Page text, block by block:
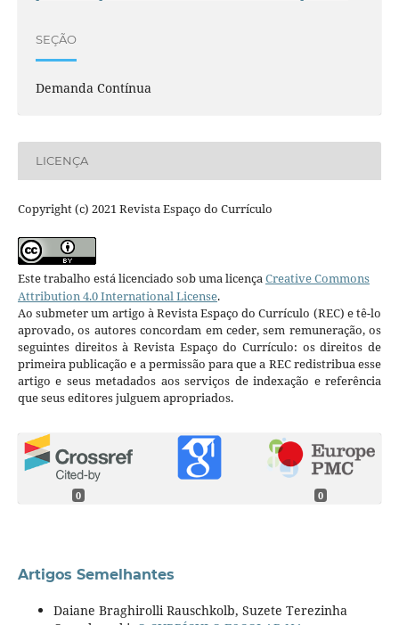
SEÇÃO
Demanda Contínua
LICENÇA
Copyright (c) 2021 Revista Espaço do Currículo
Este trabalho está licenciado sob uma licençaCreative Commons
Attribution 4.0 International License.
Ao submeter um artigo à Revista Espaço do Currículo (REC) e tê-lo
aprovado, os autores concordam em ceder, sem remuneração, os
seguintes direitos à Revista Espaço do Currículo: os direitos de
primeira publicação e a permissão para que a REC redistribua esse
artigo e seus metadados aos serviços de indexação e referência
que seus editores julguem apropriados.
0 0
Artigos Semelhantes
Daiane Braghirolli Rauschkolb, Suzete Terezinha